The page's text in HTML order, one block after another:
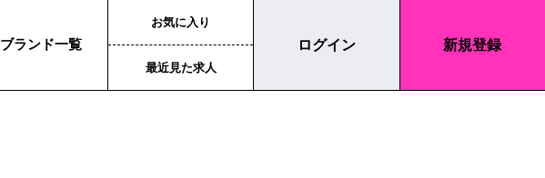
ブランド一覧
お気に入り
最近見た求人
ログイン 新規登録